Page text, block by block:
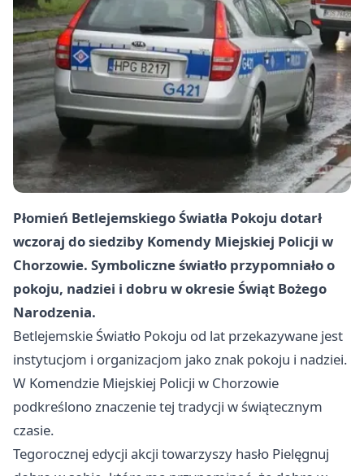
Płomień Betlejemskiego Światła Pokoju dotarł
wczoraj do siedziby Komendy Miejskiej Policji w
Chorzowie. Symboliczne światło przypomniało o
pokoju, nadziei i dobru w okresie Świąt Bożego
Narodzenia.
Betlejemskie Światło Pokoju od lat przekazywane jest
instytucjom i organizacjom jako znak pokoju i nadziei.
W Komendzie Miejskiej Policji w Chorzowie
podkreślono znaczenie tej tradycji w świątecznym
czasie.
Tegorocznej edycji akcji towarzyszy hasło Pielęgnuj